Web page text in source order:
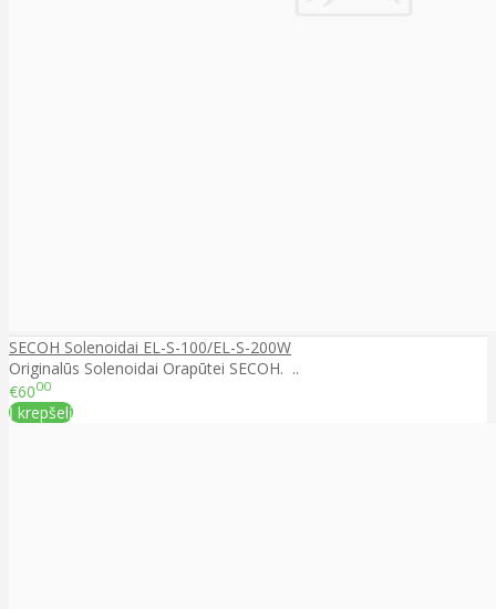
SECOH Solenoidai EL-S-100/EL-S-200W
Originalūs Solenoidai Orapūtei SECOH. ..
€6000
Į krepšelį